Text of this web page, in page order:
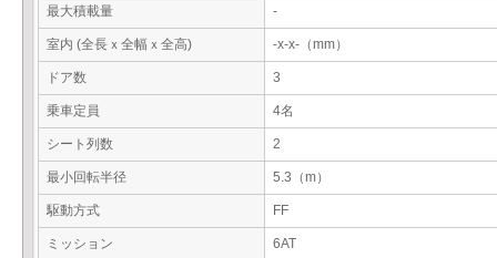
最大積載量 -
室内 (全長ｘ全幅ｘ全高) -x-x-（mm）
ドア数 3
乗車定員 4名
シート列数 2
最小回転半径 5.3（m）
駆動方式 FF
ミッション 6AT